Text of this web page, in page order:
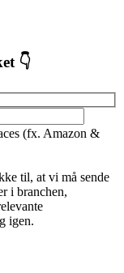
👇
(fx. Amazon &
til, at vi må sende
i branchen,
igen.